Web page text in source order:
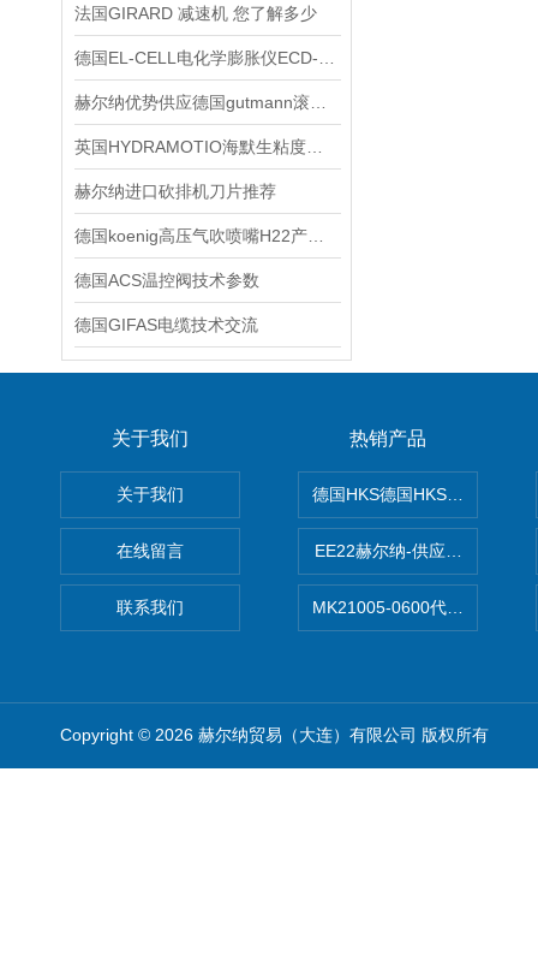
法国GIRARD 减速机 您了解多少
赫尔纳进口砍排机刀片推荐
德国ACS温控阀技术参数
德国GIFAS电缆技术交流
关于我们
关于我们
在线留言
联系我们
热销产品
德国HKS德国HKS液压旋转摆
EE22赫尔纳-供应
MK21005-0600代理德国MK
Copyright © 2026 赫尔纳贸易（大连）有限公司 版权所有